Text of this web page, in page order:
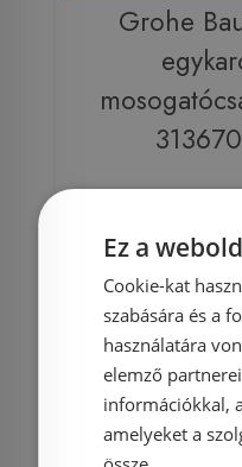
Grohe
Azonosító:
Cikkszám:
34 306 Ft27
Ez a
Cookie-kat
szabására és a
használatára
elemző
információkkal,
amelyeket a